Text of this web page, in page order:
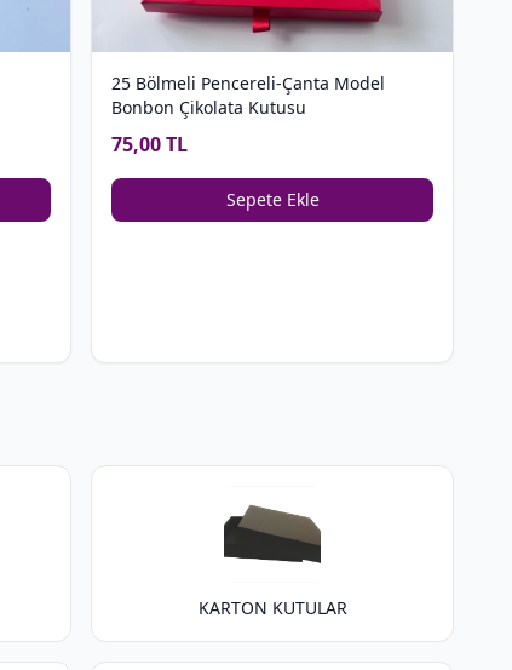
25 Bölmeli Pencereli-Çanta Model
Bonbon Çikolata Kutusu
75,00 TL
Sepete Ekle
KARTON KUTULAR